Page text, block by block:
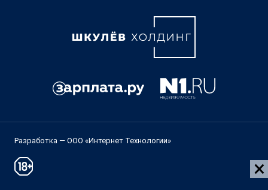
Разработка — ООО «Интернет Технологии»